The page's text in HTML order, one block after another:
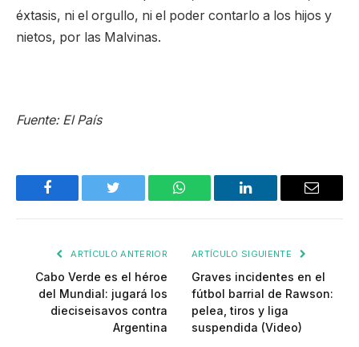
éxtasis, ni el orgullo, ni el poder contarlo a los hijos y
nietos, por las Malvinas.
Fuente: El País
Facebook Twitter WhatsApp LinkedIn Email
ARTÍCULO ANTERIOR
Cabo Verde es el héroe
del Mundial: jugará los
dieciseisavos contra
Argentina
ARTÍCULO SIGUIENTE
Graves incidentes en el
fútbol barrial de Rawson:
pelea, tiros y liga
suspendida (Video)